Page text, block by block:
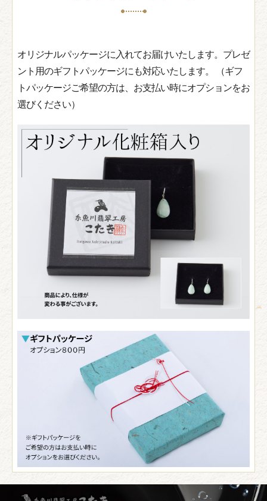
オリジナルパッケージに入れてお届けいたします。プレゼ
ント用のギフトパッケージにも対応いたします。 （ギフ
トパッケージご希望の方は、お支払い時にオプションをお
選びください）